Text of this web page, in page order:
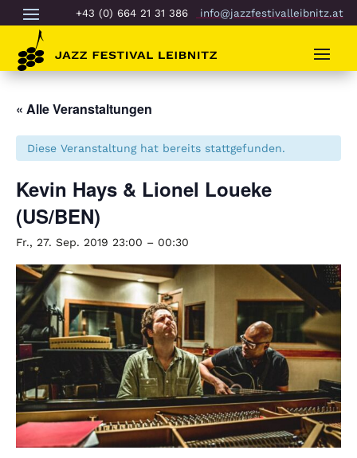
+43 (0) 664 21 31 386 info@jazzfestivalleibnitz.at
« Alle Veranstaltungen
Diese Veranstaltung hat bereits stattgefunden.
Kevin Hays & Lionel Loueke
(US/BEN)
Fr., 27. Sep. 2019 23:00 – 00:30